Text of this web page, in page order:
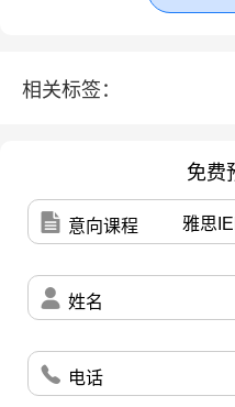
3、雅思写作
阅读写作任务1和2的范
词汇，了解如何衔接上
相关标签：
免费
意向课程
姓名
电话